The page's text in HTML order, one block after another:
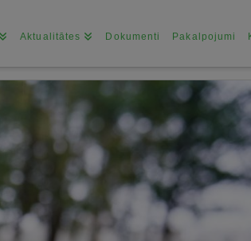
Aktualitātes Dokumenti Pakalpojumi